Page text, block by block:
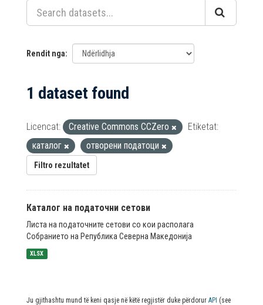
Rendit nga
1 dataset found
Licencat: Creative Commons CCZero
Etiketat:
каталог
отворени податоци
Filtro rezultatet
Каталог на податочни сетови
Листа на податочните сетови со кои располага
Собранието на Република Северна Македонија
XLSX
Ju gjithashtu mund të keni qasje në këtë regjistër duke përdorur API (see